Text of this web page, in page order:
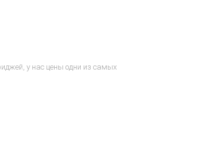
у нас цены одни из самых